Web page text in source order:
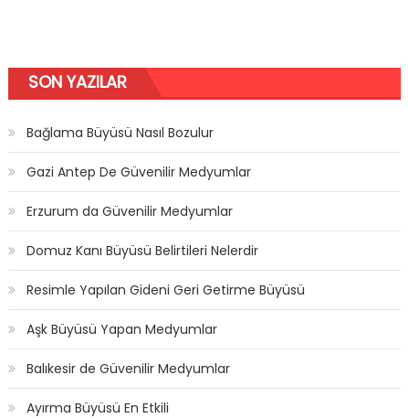
SON YAZILAR
Bağlama Büyüsü Nasıl Bozulur
Gazi Antep De Güvenilir Medyumlar
Erzurum da Güvenilir Medyumlar
Domuz Kanı Büyüsü Belirtileri Nelerdir
Resimle Yapılan Gideni Geri Getirme Büyüsü
Aşk Büyüsü Yapan Medyumlar
Balıkesir de Güvenilir Medyumlar
Ayırma Büyüsü En Etkili